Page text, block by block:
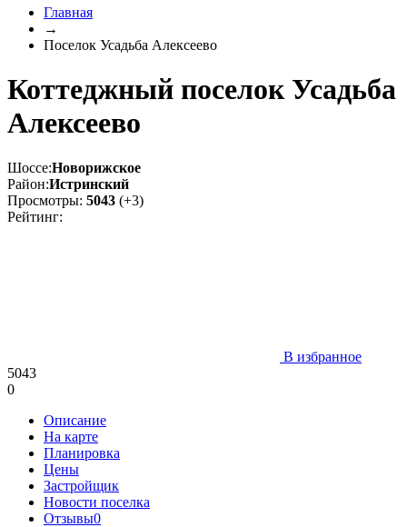
Главная
→
Поселок Усадьба Алексеево
Коттеджный поселок Усадьба
Алексеево
Шоссе:Новорижское
Район:Истринский
Просмотры: 5043 (+3)
Рейтинг:
В избранное
5043
0
Описание
На карте
Планировка
Цены
Застройщик
Новости поселка
Отзывы0